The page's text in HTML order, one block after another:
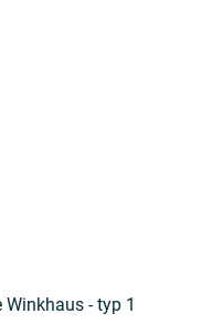
- typ 1